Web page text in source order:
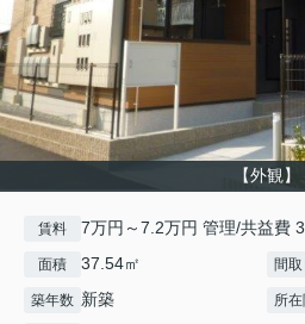
【外観】
賃料 7万円～7.2万円 管理/共益費
面積 37.54㎡ 間取
築年数 新築 所